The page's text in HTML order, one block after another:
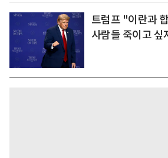
트럼프 "이란과
사람들 죽이고 싶